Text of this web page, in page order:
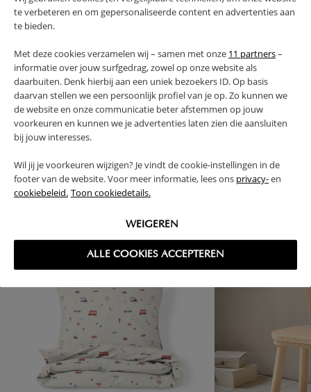
te verbeteren en om gepersonaliseerde content en advertenties aan
te bieden.
Met deze cookies verzamelen wij – samen met onze 11 partners–
informatie over jouw surfgedrag, zowel op onze website als
daarbuiten. Denk hierbij aan een uniek bezoekers ID. Op basis
daarvan stellen we een persoonlijk profiel van je op. Zo kunnen we
de website en onze communicatie beter afstemmen op jouw
voorkeuren en kunnen we je advertenties laten zien die aansluiten
bij jouw interesses.
Wil jij je voorkeuren wijzigen? Je vindt de cookie-instellingen in de
footer van de website. Voor meer informatie, lees ons privacy-en
cookiebeleid. Toon cookiedetails.
WEIGEREN
ALLE COOKIES ACCEPTEREN
PLUS- EN MINPUNTEN
FAQ
RETOUREN
High-contrast mode
VAAK SAMEN GEKOCHT